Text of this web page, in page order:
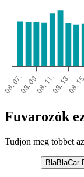
Fuvarozók
Tudjon meg többet
BlaBlaCar